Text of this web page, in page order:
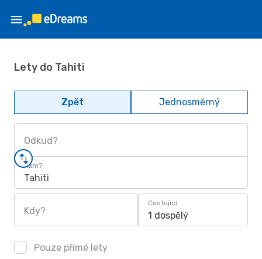
Lety do Tahiti
Zpět Jednosměrný
Odkud?
Kam?
Tahiti
Kdy?
Cestující
1 dospělý
Pouze přímé lety